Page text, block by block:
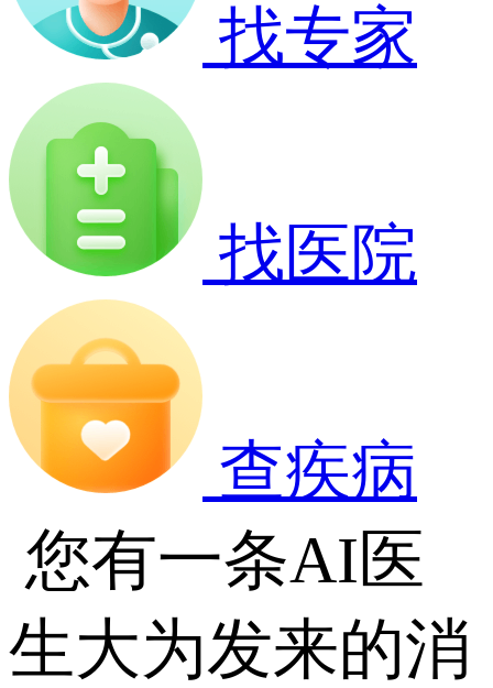
找专家
找医院
查疾病
您有一条AI医
生大为发来的消